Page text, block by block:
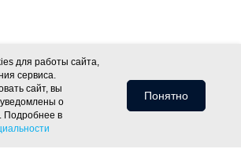
для работы сайта,
сервиса.
сайт, вы
о
Подробнее в
Понятно